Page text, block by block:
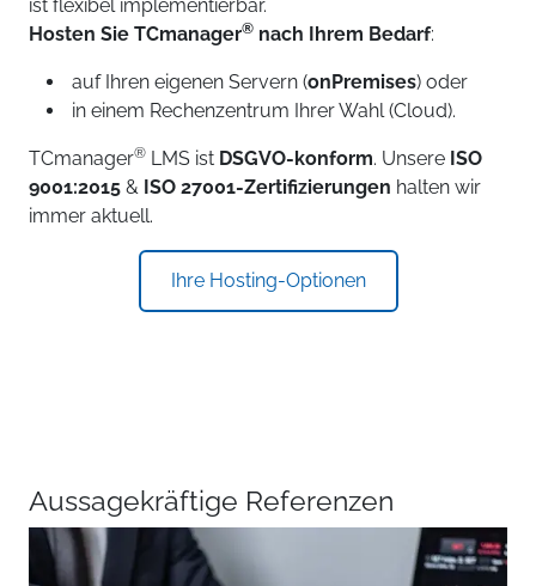
ist flexibel implementierbar.
Hosten Sie TCmanager® nach Ihrem Bedarf:
auf Ihren eigenen Servern (onPremises) oder
in einem Rechenzentrum Ihrer Wahl (Cloud).
TCmanager® LMS ist DSGVO-konform. Unsere ISO
9001:2015 & ISO 27001-Zertifizierungen halten wir
immer aktuell.
Ihre Hosting-Optionen
Aussagekräftige Referenzen